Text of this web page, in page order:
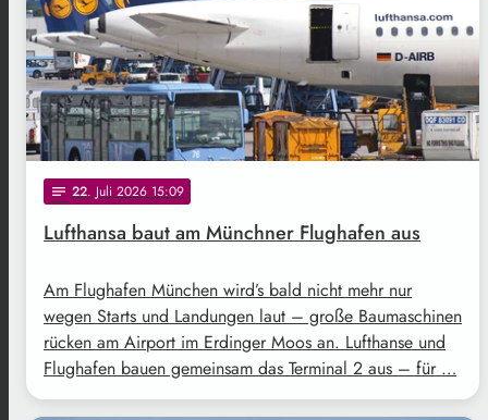
notes 22. Juli 2026 15:09
Lufthansa baut am Münchner Flughafen aus
Am Flughafen München wird’s bald nicht mehr nur
wegen Starts und Landungen laut – große Baumaschinen
rücken am Airport im Erdinger Moos an. Lufthanse und
Flughafen bauen gemeinsam das Terminal 2 aus – für …